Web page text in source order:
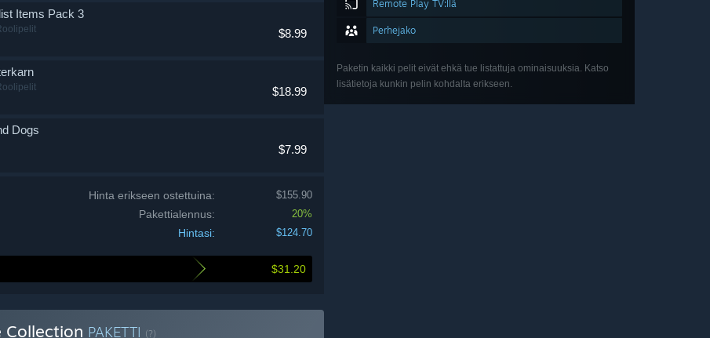
$8.99
Items Pack 3
$18.99
$7.99
Dogs
$155.90
Hinta erikseen ostettuina:
20%
Pakettialennus:
$124.70
Hintasi:
$31.20
Collection PAKETTI (?)
Remote Play TV:llä
Perhejako
Paketin kaikki pelit eivät ehkä tue listattuja ominaisuuksia. Katso
lisätietoja kunkin pelin kohdalta erikseen.